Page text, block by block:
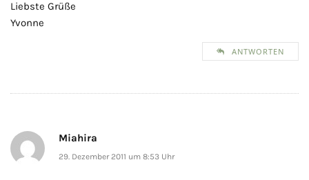
Liebste Grüße
Yvonne
ANTWORTEN
Miahira
29. Dezember 2011 um 8:53 Uhr